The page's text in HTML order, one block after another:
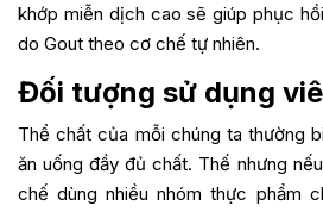
khớp miễn dịch cao sẽ giúp phục
do Gout theo cơ chế tự nhiên.
Đối tượng sử dụng
Thể chất của mỗi chúng ta thường
ăn uống đầy đủ chất. Thế nhưng
chế dùng nhiều nhóm thực phẩm